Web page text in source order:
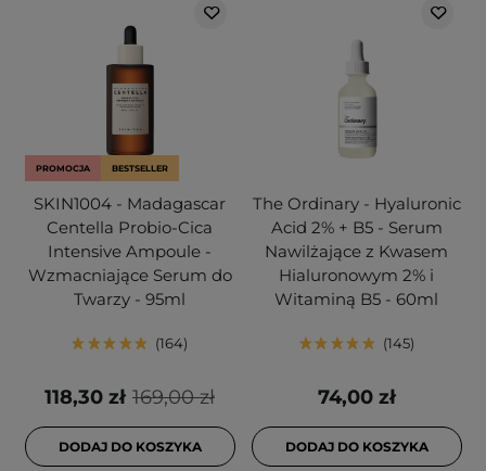
PROMOCJA BESTSELLER
SKIN1004 - Madagascar
Centella Probio-Cica
Intensive Ampoule -
Wzmacniające Serum do
Twarzy - 95ml
164
169,00 zł
118,30 zł
DODAJ DO KOSZYKA
The Ordinary - Hyaluronic
Acid 2% + B5 - Serum
Nawilżające z Kwasem
Hialuronowym 2% i
Witaminą B5 - 60ml
145
74,00 zł
DODAJ DO KOSZYKA